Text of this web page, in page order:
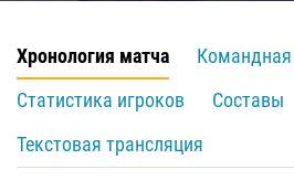
Хронология матча
Командная
Статистика игроков
Составы
Текстовая трансляция